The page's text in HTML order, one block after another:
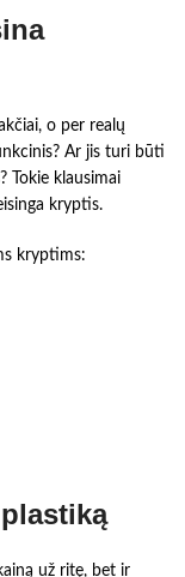
o per realų
Ar jis turi būti
Tokie klausimai
kryptis.
kryptims:
už ritę, bet ir